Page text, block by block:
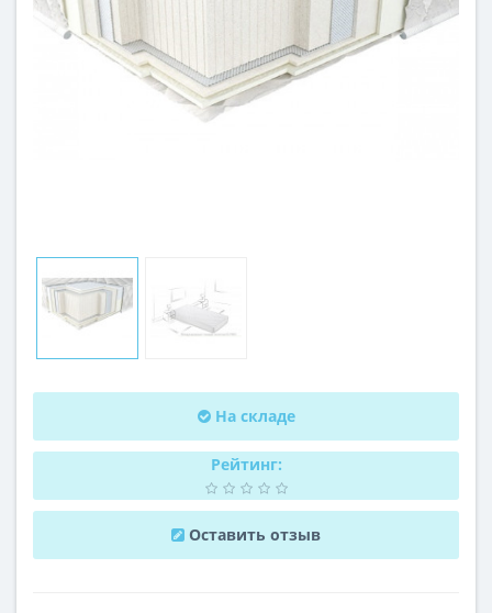
На складе
Рейтинг:
Оставить отзыв